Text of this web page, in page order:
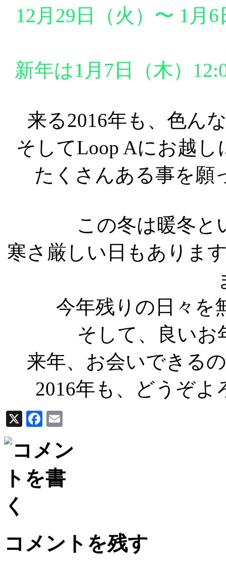
12月29日（火）〜 1月
新年は1月7日（木）
来る2016年も、色ん
そしてLoop Aにお越
たくさんある事を願
この冬は暖冬と
寒さ厳しい日もありま
今年残りの日々を
そして、良いお
来年、お会いできる
2016年も、どうぞ
X Facebook
コメントを残す